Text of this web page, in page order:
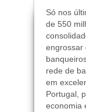
Só nos
de 550
engrossar
rede de
em
Portugal,
economia